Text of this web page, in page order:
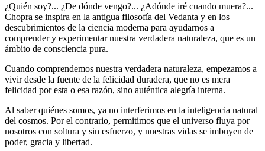
¿Quién soy?... ¿De dónde vengo?... ¿Adónde iré cuando muera?...
Chopra se inspira en la antigua filosofía del Vedanta y en los
descubrimientos de la ciencia moderna para ayudarnos a
comprender y experimentar nuestra verdadera naturaleza, que es un
ámbito de consciencia pura.
Cuando comprendemos nuestra verdadera naturaleza, empezamos a
vivir desde la fuente de la felicidad duradera, que no es mera
felicidad por esta o esa razón, sino auténtica alegría interna.
Al saber quiénes somos, ya no interferimos en la inteligencia natural
del cosmos. Por el contrario, permitimos que el universo fluya por
nosotros con soltura y sin esfuerzo, y nuestras vidas se imbuyen de
poder, gracia y libertad.